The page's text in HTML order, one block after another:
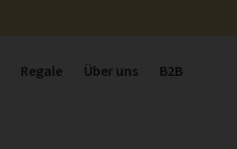
Regale Über uns B2B